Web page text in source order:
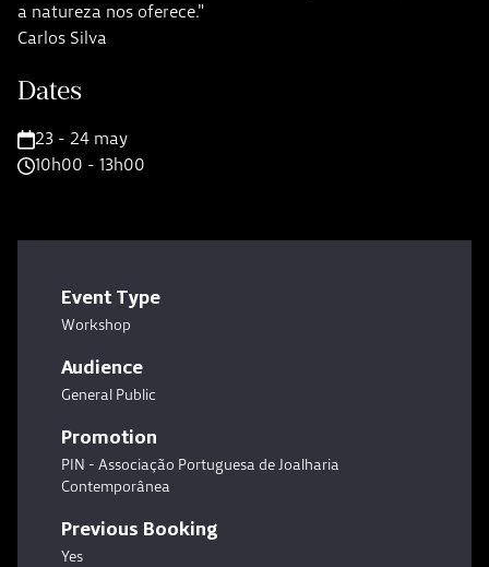
a natureza nos oferece."
Carlos Silva
Dates
23 - 24 may
10h00 - 13h00
Event Type
Workshop
Audience
General Public
Promotion
PIN - Associação Portuguesa de Joalharia
Contemporânea
Previous Booking
Yes